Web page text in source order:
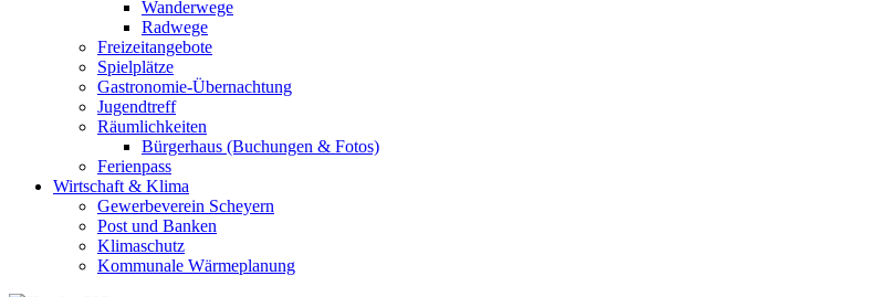
Wanderwege
Radwege
Freizeitangebote
Spielplätze
Gastronomie-Übernachtung
Jugendtreff
Räumlichkeiten
Bürgerhaus (Buchungen & Fotos)
Ferienpass
Wirtschaft & Klima
Gewerbeverein Scheyern
Post und Banken
Klimaschutz
Kommunale Wärmeplanung